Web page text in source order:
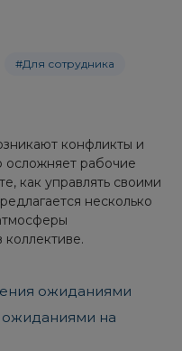
#Для сотрудника
конфликты и
осложняет рабочие
как управлять своими
несколько
ожиданиями
ожиданиями на